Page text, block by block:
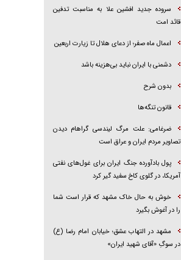
سروده جدید افشین علا به مناسبت تدفین
قائد امت
اعمال ماه صفر؛ از دعای هلال تا زیارت اربعین
دشمنی با ایران نباید بی‌هزینه باشد
بدون شرح
قانون تنگه‌ها
ضرغامی: علت مرگ لیندسی گراهام دیدن
تصاویر مردم ایران و عراق است
پول بادآورده جنگ ایران برای غول‌های نفتی
آمریکا، در گلوی کاخ سفید گیر کرد
خوش به حال خاک مشهد که قرار است شما
را در آغوش بگیرد
مشهد در التهاب عشق؛ خیابان امام رضا (ع)
در سوگِ «آقای شهید ایران»